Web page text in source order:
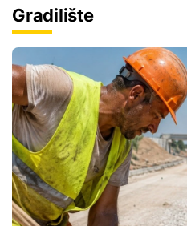
Gradilište